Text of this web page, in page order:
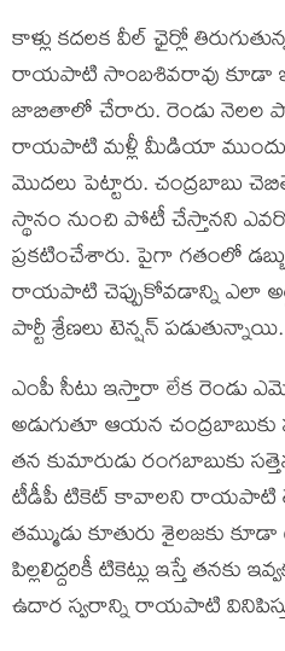
కాళ్లు కదలక వీల్ ఛైర్లో
రాయపాటి సాంబశివరావు కూడా
జాబితాలో చేరారు. రెండు నెలల
రాయపాటి మళ్లీ మీడియా
మొదలు పెట్టారు. చంద్రబాబు
స్థానం నుంచి పోటీ చేస్తానని
ప్రకటించేశారు. పైగా గతంలో
రాయపాటి చెప్పుకోవడాన్ని ఎలా
పార్టీ శ్రేణలు టెన్షన్ పడుతున్నాయి.
ఎంపీ సీటు ఇస్తారా లేక రెండు
అడుగుతూ ఆయన చంద్రబాబుకు
తన కుమారుడు రంగబాబుకు
టీడీపీ టికెట్ కావాలని రాయపాటి
తమ్ముడు కూతురు శైలజకు
పిల్లలిద్దరికీ టికెట్లు ఇస్తే
ఉదార స్వరాన్ని రాయపాటి